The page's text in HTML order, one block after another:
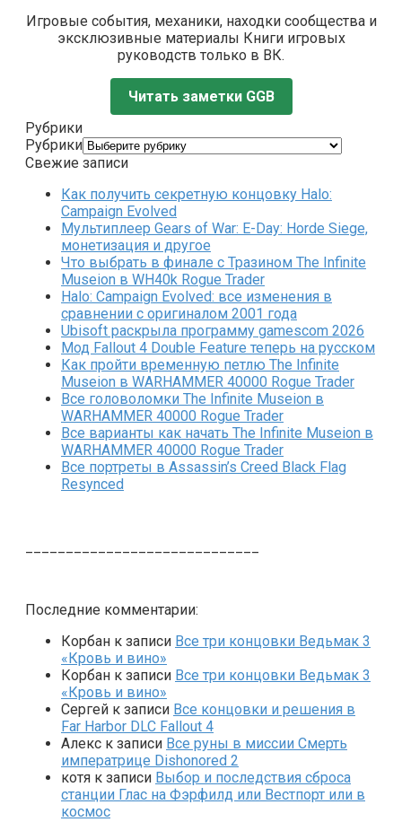
Игровые события, механики, находки сообщества и
эксклюзивные материалы Книги игровых
руководств только в ВК.
Читать заметки GGB
Рубрики
Рубрики
Свежие записи
Как получить секретную концовку Halo:
Campaign Evolved
Мультиплеер Gears of War: E-Day: Horde Siege,
монетизация и другое
Что выбрать в финале с Тразином The Infinite
Museion в WH40k Rogue Trader
Halo: Campaign Evolved: все изменения в
сравнении с оригиналом 2001 года
Ubisoft раскрыла программу gamescom 2026
Мод Fallout 4 Double Feature теперь на русском
Как пройти временную петлю The Infinite
Museion в WARHAMMER 40000 Rogue Trader
Все головоломки The Infinite Museion в
WARHAMMER 40000 Rogue Trader
Все варианты как начать The Infinite Museion в
WARHAMMER 40000 Rogue Trader
Все портреты в Assassin’s Creed Black Flag
Resynced
Последние комментарии:
Корбан к записи Все три концовки Ведьмак 3
«Кровь и вино»
Корбан к записи Все три концовки Ведьмак 3
«Кровь и вино»
Сергей к записи Все концовки и решения в
Far Harbor DLC Fallout 4
Алекс к записи Все руны в миссии Смерть
императрице Dishonored 2
котя к записи Выбор и последствия сброса
станции Глас на Фэрфилд или Вестпорт или в
космос